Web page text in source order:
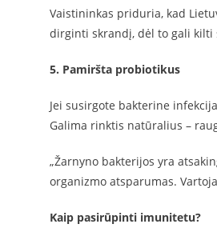
Vaistininkas priduria, kad
dirginti skrandį, dėl to gali kilti
5. Pamiršta probiotikus
Jei susirgote bakterine
Galima rinktis natūralius –
„Žarnyno bakterijos yra
organizmo atsparumas.
Kaip pasirūpinti imunitetu?